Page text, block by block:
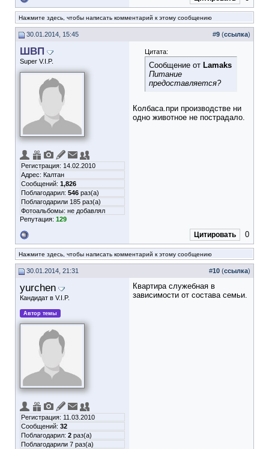
Нажмите здесь, чтобы написать комментарий к этому сообщению
30.01.2014, 15:45 #9 (ссылка)
ШВП
Super V.I.P.
Регистрация: 14.02.2010
Адрес: Калтан
Сообщений: 1,826
Поблагодарил: 546 раз(а)
Поблагодарили 185 раз(а)
Фотоальбомы: не добавлял
Репутация: 129
Цитата:
Сообщение от Lamaks
Питание
предоставляется?
Колбаса.при производстве ни
одно животное не пострадало.
Цитировать 0
Нажмите здесь, чтобы написать комментарий к этому сообщению
30.01.2014, 21:31 #10 (ссылка)
yurchen
Кандидат в V.I.P.
Автор темы
Регистрация: 11.03.2010
Сообщений: 32
Поблагодарил: 2 раз(а)
Поблагодарили 7 раз(а)
Квартира служебная в
зависимости от состава семьи.